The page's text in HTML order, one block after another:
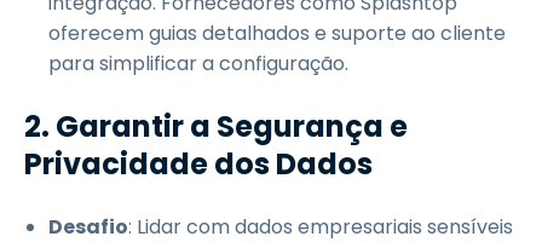
oferecem guias detalhados e suporte ao cliente
para simplificar a configuração.
2. Garantir a Segurança e
Privacidade dos Dados
Desafio: Lidar com dados empresariais sensíveis